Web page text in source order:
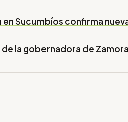
Sucumbíos confirma
la gobernadora de